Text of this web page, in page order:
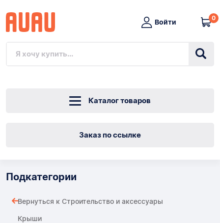
Войти
0
Каталог товаров
Заказ по ссылке
Подкатегории
Вернуться к Строительство и аксессуары
Крыши